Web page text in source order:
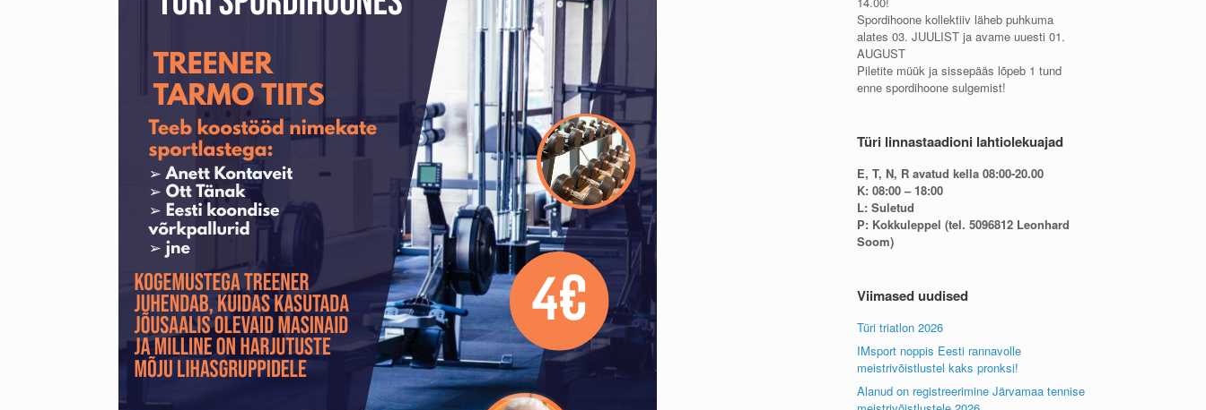
Spordihoone kollektiiv läheb puhkuma
alates 03. JUULIST ja avame uuesti 01.
AUGUST
Piletite müük ja sissepääs lõpeb 1 tund
enne spordihoone sulgemist!
Türi linnastaadioni lahtiolekuajad
E, T, N, R avatud kella 08:00-20.00
K: 08:00 – 18:00
L: Suletud
P: Kokkuleppel (tel. 5096812 Leonhard
Soom)
Viimased uudised
Türi triatlon 2026
IMsport noppis Eesti rannavolle
meistrivõistlustel kaks pronksi!
Alanud on registreerimine Järvamaa tennise